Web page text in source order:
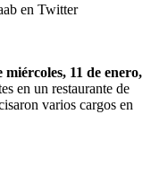
en Twitter
11 de enero,
en un restaurante de
varios cargos en